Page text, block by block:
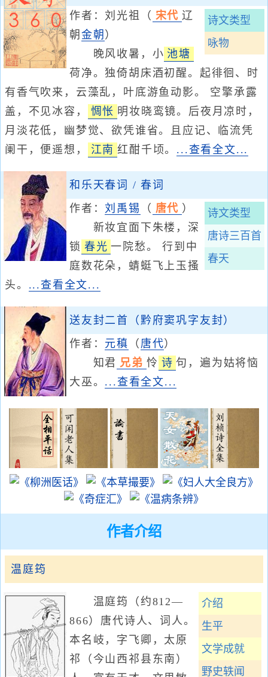
诗文类型
咏物
作者：刘光祖 （ 宋代 辽
朝 金朝 ）
晚风收暑，小 池塘
荷净。独倚胡床酒初醒。起徘徊、时
有香气吹来，云藻乱，叶底游鱼动影。 空擎承露
盖，不见冰容，
惆怅 明妆晓鸾镜。后夜月凉时，
月淡花低，幽梦觉、欲凭谁省。且应记、临流凭
阑干，便遥想，
江南 红酣千顷。 ...查看全文...
和乐天春词 / 春词
诗文类型
唐诗三百首
春天
作者：刘禹锡 （ 唐代 ）
新妆宜面下朱楼，深
锁 春光 一院愁。 行到中
庭数花朵，蜻蜓飞上玉搔
头。 ...查看全文...
送友封二首（黔府窦巩字友封）
作者： 元稹 （ 唐代）
知君 兄弟 怜 诗 句，遍为姑将恼
大巫。 ...查看全文...
作者介绍
温庭筠
介绍
生平
文学成就
野史轶闻
温庭筠（约812—
866）唐代诗人、词人。
本名岐，字飞卿，太原
祁（今山西祁县东南）